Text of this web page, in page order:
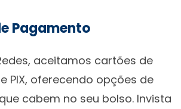
Pagamento
aceitamos cartões de
PIX, oferecendo opções de
cabem no seu bolso. Invista